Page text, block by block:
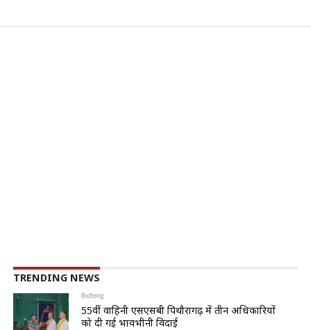
TRENDING NEWS
पिथौरागढ़
55वीं वाहिनी एसएसबी पिथौरागढ़ में तीन अधिकारियों
को दी गई भावभीनी विदाई